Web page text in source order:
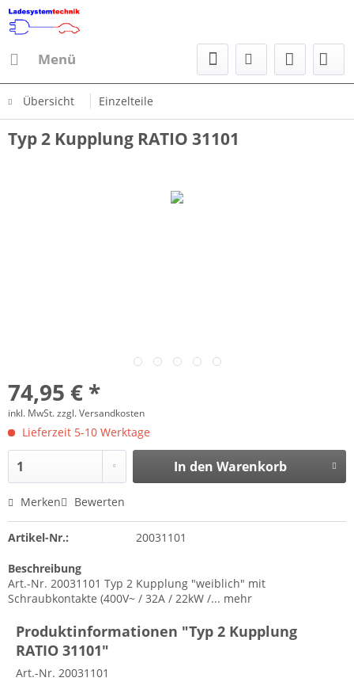
Menü
Übersicht Einzelteile
Typ 2 Kupplung RATIO 31101
74,95 € *
inkl. MwSt.zzgl. Versandkosten
Lieferzeit 5-10 Werktage
In den Warenkorb
Merken Bewerten
Artikel-Nr.: 20031101
Beschreibung
Art.-Nr. 20031101 Typ 2 Kupplung "weiblich" mit
Schraubkontakte (400V~ / 32A / 22kW /... mehr
Produktinformationen "Typ 2 Kupplung
RATIO 31101"
Art.-Nr. 20031101